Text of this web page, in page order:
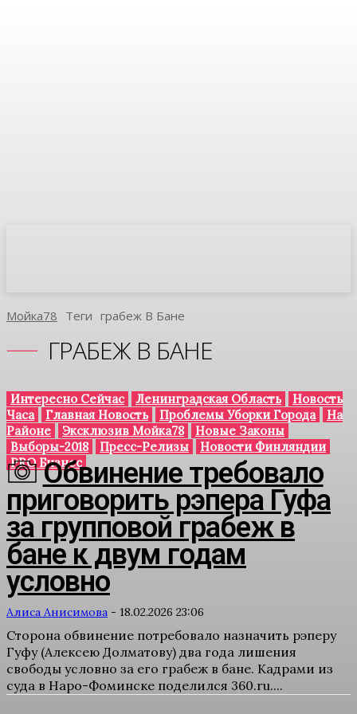
Мойка78 Теги Грабеж В Бане
ГРАБЕЖ В БАНЕ
Интересно Сейчас Ленинградская Область
Новость
Часа
Главная Новость Проблемы Уборки Города
На
Районе
Эксклюзив Мойка78
Новые Законы
Выборы-2018
Пресс-Релизы
Новости Финляндии
PRO Бизнес
Обвинение требовало
приговорить рэпера Гуфа
за групповой грабеж в
бане к двум годам
условно
Алиса Анисимова - 18.02.2026 23:06
Сторона обвинение потребовало назначить рэперу
Гуфу (Алексею Долматову) два года лишения
свободы условно за его грабеж в бане. Кадрами из
суда в Наро-Фоминске поделился 360.ru....